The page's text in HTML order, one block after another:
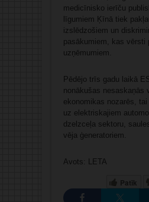
medicīnisko ierīču
līgumiem Ķīnā tiek
izslēdzošiem un
pasākumiem, kas vērsti
uzņēmumiem.
Pēdējo trīs gadu laikā
nonākušas nesaskaņās
ekonomikas nozarēs,
uz elektriskajiem
dzelzceļa sektoru,
vēja ģeneratoriem.
Avots: LETA
Patīk